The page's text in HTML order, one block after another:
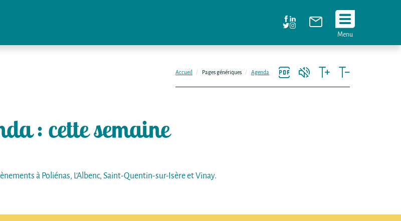
Suivez
!
Menu
Accueil Pages génériques Agenda
: cette semaine
à Poliénas, L'Albenc, Saint-Quentin-sur-Isère et Vinay.